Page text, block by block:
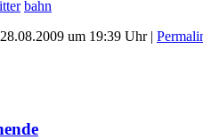
bahn
um 19:39 Uhr |